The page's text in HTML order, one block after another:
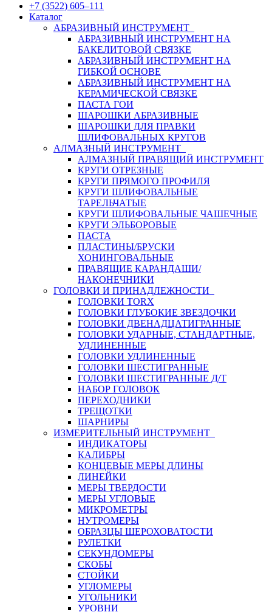
+7 (3522) 605‒111
Каталог
АБРАЗИВНЫЙ ИНСТРУМЕНТ
АБРАЗИВНЫЙ ИНСТРУМЕНТ НА
БАКЕЛИТОВОЙ СВЯЗКЕ
АБРАЗИВНЫЙ ИНСТРУМЕНТ НА
ГИБКОЙ ОСНОВЕ
АБРАЗИВНЫЙ ИНСТРУМЕНТ НА
КЕРАМИЧЕСКОЙ СВЯЗКЕ
ПАСТА ГОИ
ШАРОШКИ АБРАЗИВНЫЕ
ШАРОШКИ ДЛЯ ПРАВКИ
ШЛИФОВАЛЬНЫХ КРУГОВ
АЛМАЗНЫЙ ИНСТРУМЕНТ
АЛМАЗНЫЙ ПРАВЯЩИЙ ИНСТРУМЕНТ
КРУГИ ОТРЕЗНЫЕ
КРУГИ ПРЯМОГО ПРОФИЛЯ
КРУГИ ШЛИФОВАЛЬНЫЕ
ТАРЕЛЬЧАТЫЕ
КРУГИ ШЛИФОВАЛЬНЫЕ ЧАШЕЧНЫЕ
КРУГИ ЭЛЬБОРОВЫЕ
ПАСТА
ПЛАСТИНЫ/БРУСКИ
ХОНИНГОВАЛЬНЫЕ
ПРАВЯЩИЕ КАРАНДАШИ/
НАКОНЕЧНИКИ
ГОЛОВКИ И ПРИНАДЛЕЖНОСТИ
ГОЛОВКИ TORX
ГОЛОВКИ ГЛУБОКИЕ ЗВЕЗДОЧКИ
ГОЛОВКИ ДВЕНАДЦАТИГРАННЫЕ
ГОЛОВКИ УДАРНЫЕ, СТАНДАРТНЫЕ,
УДЛИНЕННЫЕ
ГОЛОВКИ УДЛИНЕННЫЕ
ГОЛОВКИ ШЕСТИГРАННЫЕ
ГОЛОВКИ ШЕСТИГРАННЫЕ Д/Т
НАБОР ГОЛОВОК
ПЕРЕХОДНИКИ
ТРЕЩОТКИ
ШАРНИРЫ
ИЗМЕРИТЕЛЬНЫЙ ИНСТРУМЕНТ
ИНДИКАТОРЫ
КАЛИБРЫ
КОНЦЕВЫЕ МЕРЫ ДЛИНЫ
ЛИНЕЙКИ
МЕРЫ ТВЕРДОСТИ
МЕРЫ УГЛОВЫЕ
МИКРОМЕТРЫ
НУТРОМЕРЫ
ОБРАЗЦЫ ШЕРОХОВАТОСТИ
РУЛЕТКИ
СЕКУНДОМЕРЫ
СКОБЫ
СТОЙКИ
УГЛОМЕРЫ
УГОЛЬНИКИ
УРОВНИ